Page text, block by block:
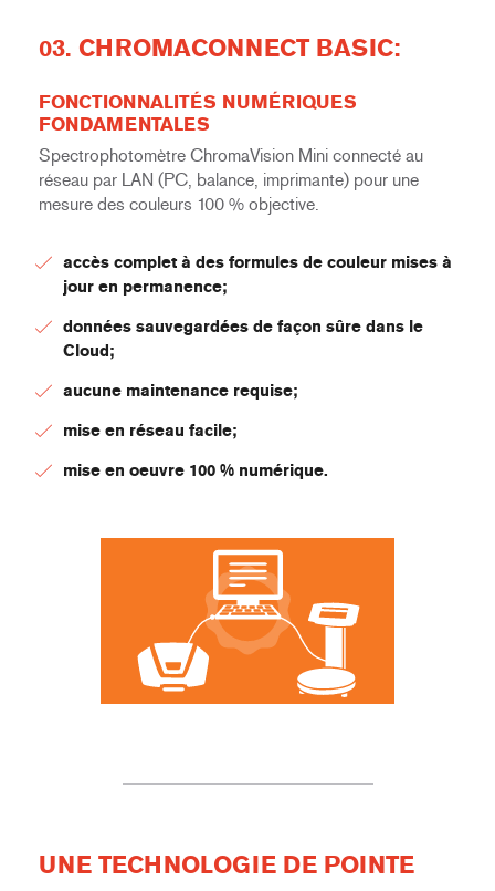
03. CHROMACONNECT BASIC:
FONCTIONNALITÉS NUMÉRIQUES
FONDAMENTALES
Spectrophotomètre ChromaVision Mini connecté au
réseau par LAN (PC, balance, imprimante) pour une
mesure des couleurs 100 % objective.
accès complet à des formules de couleur mises à
jour en permanence;
données sauvegardées de façon sûre dans le
Cloud;
aucune maintenance requise;
mise en réseau facile;
mise en oeuvre 100 % numérique.
UNE TECHNOLOGIE DE POINTE